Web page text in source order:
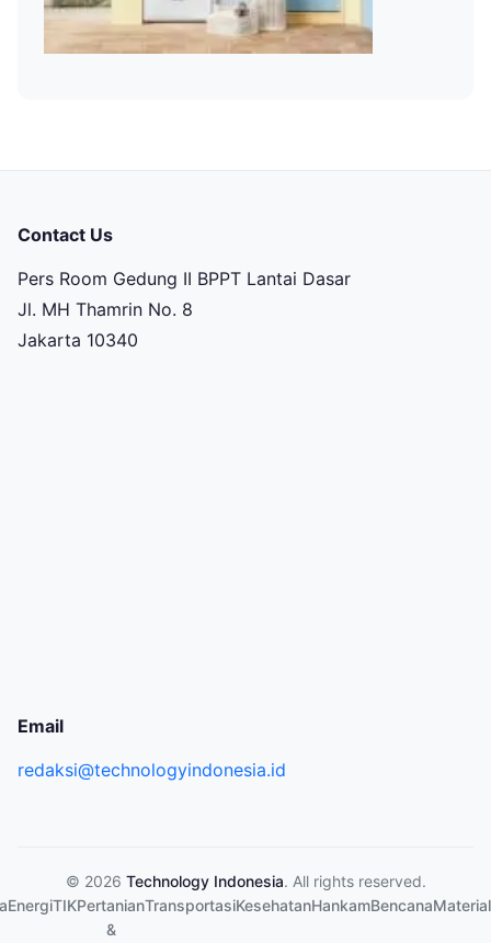
Contact Us
Pers Room Gedung II BPPT Lantai Dasar
Jl. MH Thamrin No. 8
Jakarta 10340
Email
redaksi@technologyindonesia.id
© 2026 Technology Indonesia. All rights reserved.
EnergiTIKPertanian
&
TransportasiKesehatanHankamBencanaMaterial